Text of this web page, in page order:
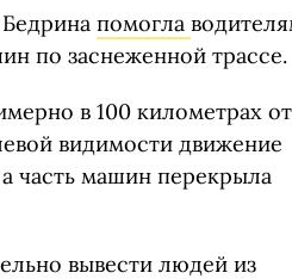
помогла
по заснеженной трассе.
в 100 километрах от
видимости движение
часть машин перекрыла
вывести людей из